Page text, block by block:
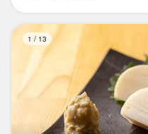
1 / 13